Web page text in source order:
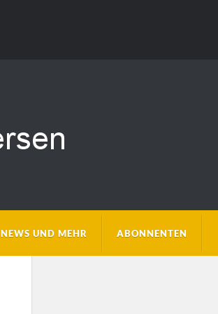
NEWS UND MEHR ABONNENTEN